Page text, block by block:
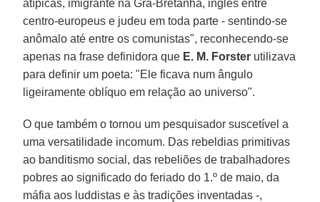
atípicas, imigrante na Grã-Bretanha, inglês entre
centro-europeus e judeu em toda parte - sentindo-se
anômalo até entre os comunistas", reconhecendo-se
apenas na frase definidora que E. M. Forster utilizava
para definir um poeta: "Ele ficava num ângulo
ligeiramente oblíquo em relação ao universo".
O que também o tornou um pesquisador suscetível a
uma versatilidade incomum. Das rebeldias primitivas
ao banditismo social, das rebeliões de trabalhadores
pobres ao significado do feriado do 1.º de maio, da
máfia aos luddistas e às tradições inventadas -,